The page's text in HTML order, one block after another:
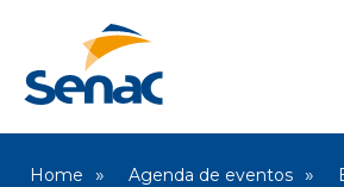
Home Agenda de eventos